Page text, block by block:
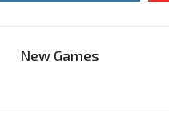
New Games